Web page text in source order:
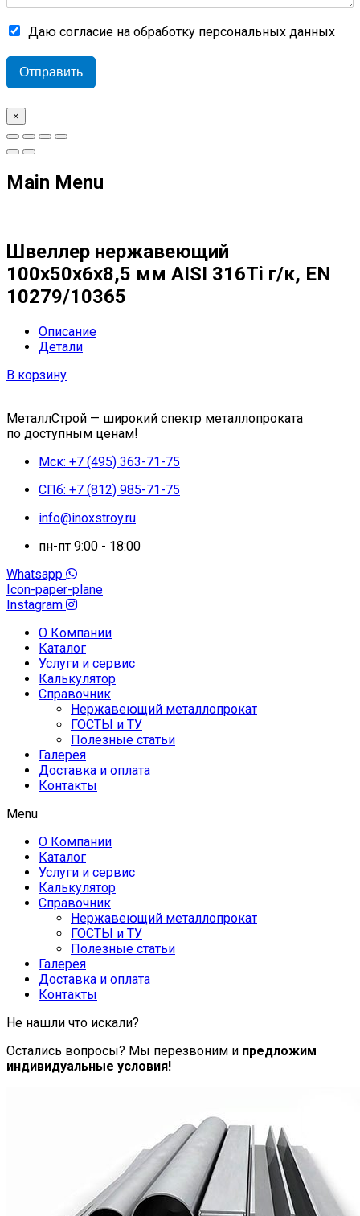
Даю согласие на обработку персональных данных
Отправить
×
Main Menu
Швеллер нержавеющий
100х50х6х8,5 мм AISI 316Ti г/к, EN
10279/10365
Описание
Детали
В корзину
МеталлСтрой — широкий спектр металлопроката
по доступным ценам!
Мск: +7 (495) 363-71-75
СПб: +7 (812) 985-71-75
info@inoxstroy.ru
пн-пт 9:00 - 18:00
Whatsapp
Icon-paper-plane
Instagram
О Компании
Каталог
Услуги и сервис
Калькулятор
Справочник
Нержавеющий металлопрокат
ГОСТЫ и ТУ
Полезные статьи
Галерея
Доставка и оплата
Контакты
Menu
О Компании
Каталог
Услуги и сервис
Калькулятор
Справочник
Нержавеющий металлопрокат
ГОСТЫ и ТУ
Полезные статьи
Галерея
Доставка и оплата
Контакты
Не нашли что искали?
Остались вопросы? Мы перезвоним и предложим
индивидуальные условия!